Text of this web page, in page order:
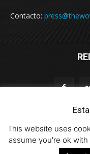
Contacto:
© 2011-2023 The World
This website uses
assume you're ok